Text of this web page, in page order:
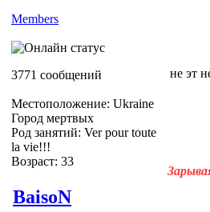
Members
3771 сообщений
Местоположение: Ukraine
Город мертвых
Род занятий: Ver pour toute
la vie!!!
Возраст: 33
не эт
BaisoN